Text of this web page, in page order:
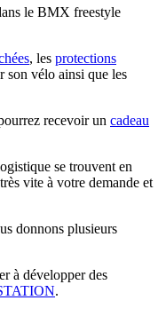
le BMX freestyle
, les protections
son vélo ainsi que les
recevoir un cadeau
se trouvent en
vite à votre demande et
donnons plusieurs
à développer des
.